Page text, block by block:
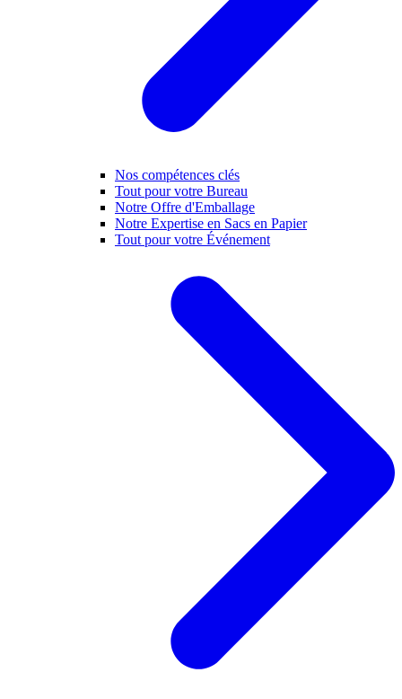
Nos compétences clés
Tout pour votre Bureau
Notre Offre d'Emballage
Notre Expertise en Sacs en Papier
Tout pour votre Événement